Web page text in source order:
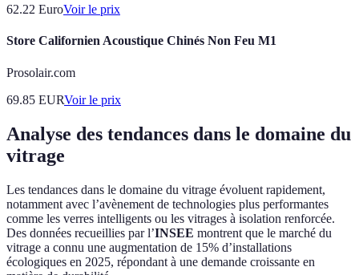
62.22 EuroVoir le prix
Store Californien Acoustique Chinés Non Feu M1
Prosolair.com
69.85 EURVoir le prix
Analyse des tendances dans le domaine du
vitrage
Les tendances dans le domaine du vitrage évoluent rapidement,
notamment avec l’avènement de technologies plus performantes
comme les verres intelligents ou les vitrages à isolation renforcée.
Des données recueillies par l’INSEE montrent que le marché du
vitrage a connu une augmentation de 15% d’installations
écologiques en 2025, répondant à une demande croissante en